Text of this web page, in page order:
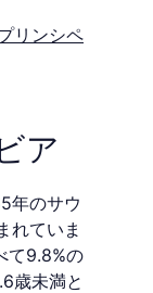
リンシペ
ア
年のサウ
れていま
て9.8%の
歳未満と